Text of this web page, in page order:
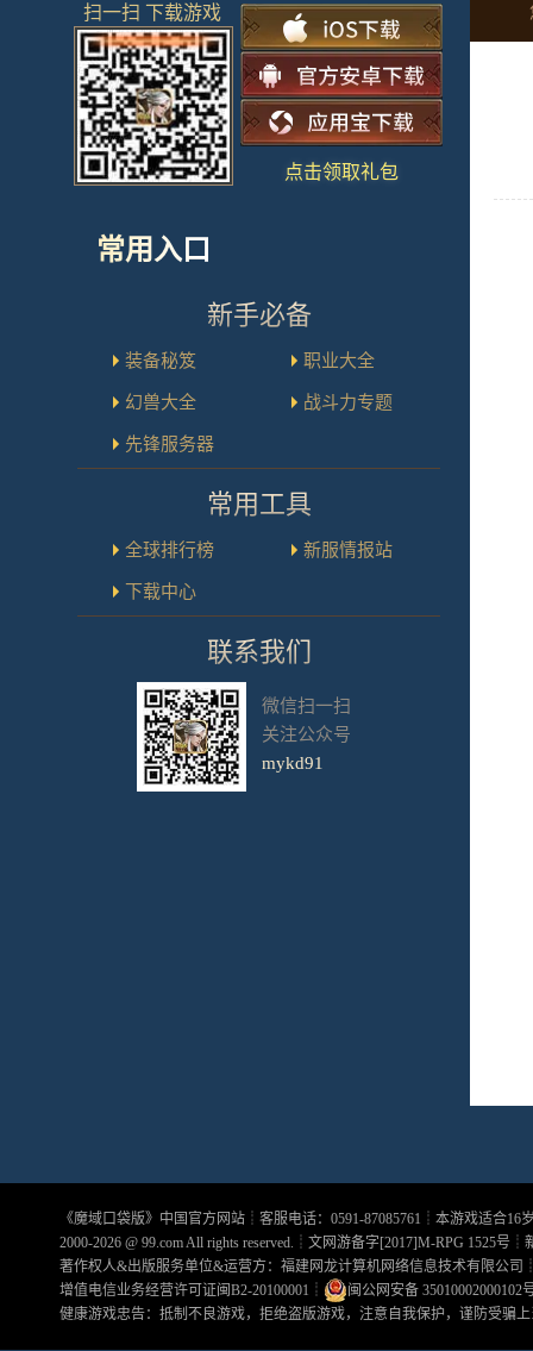
扫一扫 下载游戏
点击领取礼包
常用入口
新手必备
装备秘笈 职业大全
幻兽大全 战斗力专题
先锋服务器
常用工具
全球排行榜 新服情报站
下载中心
联系我们
微信扫一扫
关注公众号
mykd91
《魔域口袋版》中国官方网站┊客服电话：0591-87085761┊本游戏适合16
2000-2026 @ 99.com All rights reserved.┊文网游备字[2017]M-RPG 1525号┊
著作权人&出版服务单位&运营方：福建网龙计算机网络信息技术有限公司
增值电信业务经营许可证闽B2-20100001 ┊
闽公网安备 35010002000102
健康游戏忠告：抵制不良游戏，拒绝盗版游戏，注意自我保护，谨防受骗